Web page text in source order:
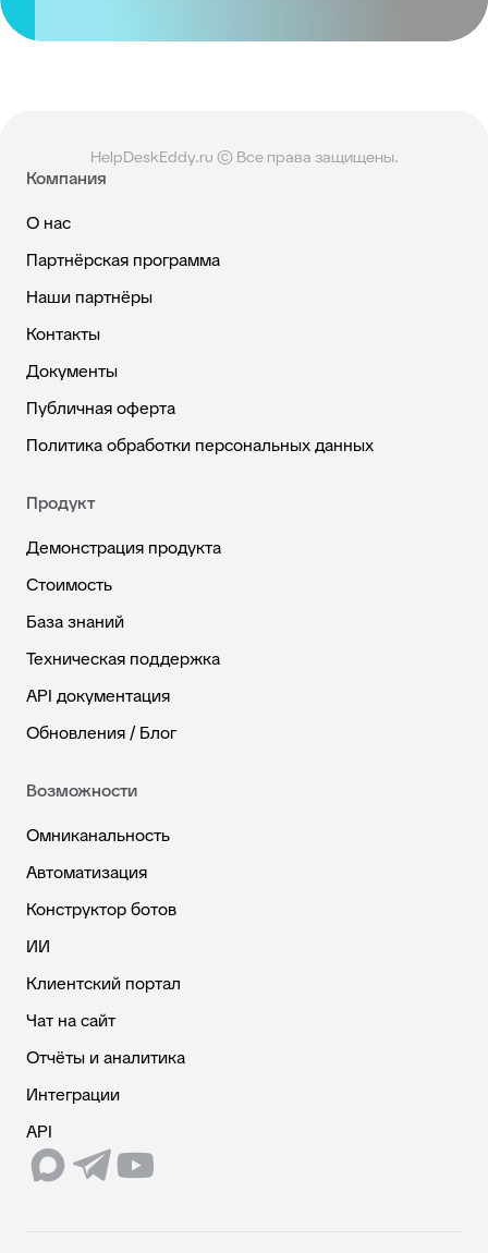
HelpDeskEddy.ru © Все права защищены.
Компания
О нас
Партнёрская программа
Наши партнёры
Контакты
Документы
Публичная оферта
Политика обработки персональных данных
Продукт
Демонстрация продукта
Стоимость
База знаний
Техническая поддержка
API документация
Обновления / Блог
Возможности
Омниканальность
Автоматизация
Конструктор ботов
ИИ
Клиентский портал
Чат на сайт
Отчёты и аналитика
Интеграции
API